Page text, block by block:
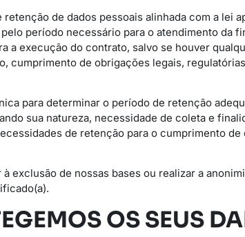
de dados pessoais alinhada com a lei
período necessário para o atendimento da
a execução do contrato, salvo se houver
cumprimento de obrigações legais,
para determinar o período de retenção
sua natureza, necessidade de coleta e
de retenção para o cumprimento
exclusão de nossas bases ou realizar a
OS SEUS